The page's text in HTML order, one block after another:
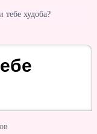
тебе худоба?